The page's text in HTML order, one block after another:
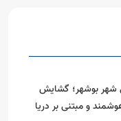
شهر بوشهر؛ گشایش
و مبتنی بر دریا